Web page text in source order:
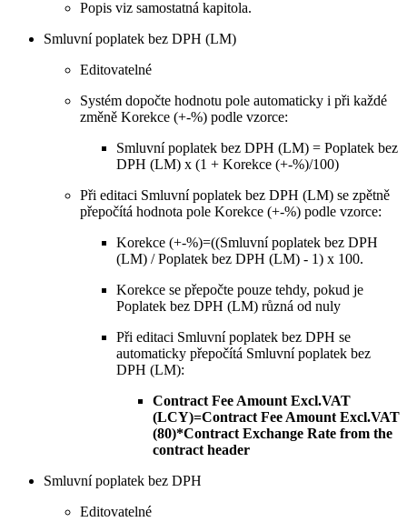
Popis viz samostatná kapitola.
Smluvní poplatek bez DPH (LM)
Editovatelné
Systém dopočte hodnotu pole automaticky i při každé
změně Korekce (+-%) podle vzorce:
Smluvní poplatek bez DPH (LM) = Poplatek bez
DPH (LM) x (1 + Korekce (+-%)/100)
Při editaci Smluvní poplatek bez DPH (LM) se zpětně
přepočítá hodnota pole Korekce (+-%) podle vzorce:
Korekce (+-%)=((Smluvní poplatek bez DPH
(LM) / Poplatek bez DPH (LM) - 1) x 100.
Korekce se přepočte pouze tehdy, pokud je
Poplatek bez DPH (LM) různá od nuly
Při editaci Smluvní poplatek bez DPH se
automaticky přepočítá Smluvní poplatek bez
DPH (LM):
Contract Fee Amount Excl.VAT
(LCY)=Contract Fee Amount Excl.VAT
(80)*Contract Exchange Rate from the
contract header
Smluvní poplatek bez DPH
Editovatelné